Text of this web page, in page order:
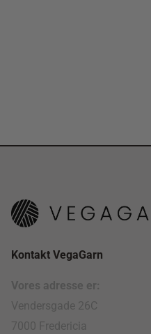
Kontakt VegaGarn
Vores adresse er:
Vendersgade 26C
7000 Fredericia